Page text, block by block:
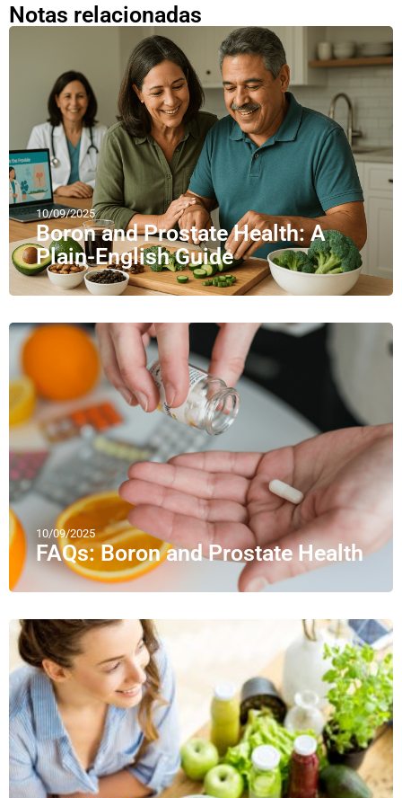
Notas relacionadas
10/09/2025
Boron and Prostate Health: A
Plain-English Guide
10/09/2025
FAQs: Boron and Prostate Health